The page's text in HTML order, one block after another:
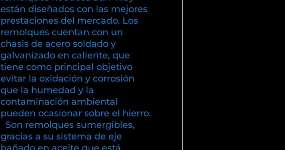
están diseñados con las mejores
prestaciones del mercado. Los
remolques cuentan con un
chasis de acero soldado y
galvanizado en caliente, que
tiene como principal objetivo
evitar la oxidación y corrosión
que la humedad y la
contaminación ambiental
pueden ocasionar sobre el hierro.
Son remolques sumergibles,
gracias a su sistema de eje